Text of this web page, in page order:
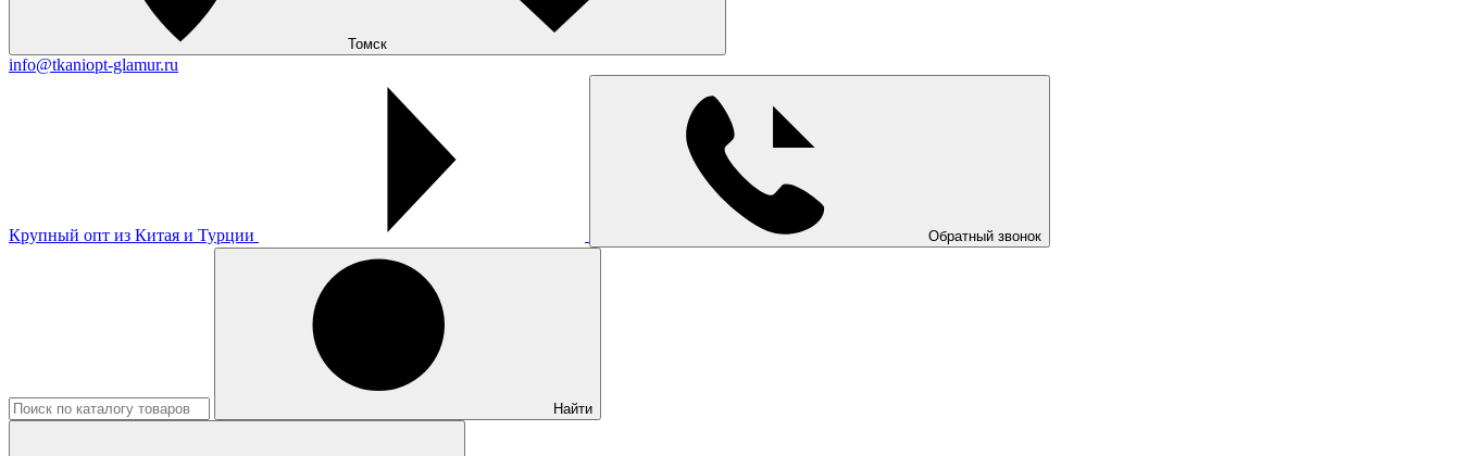
Томск
info@tkaniopt-glamur.ru
Крупный опт из Китая и Турции Обратный звонок
Найти